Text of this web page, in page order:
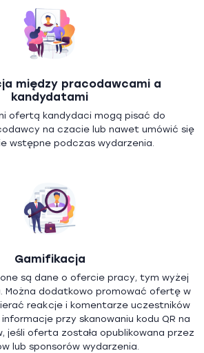
między pracodawcami a
kandydatami
ofertą kandydaci mogą pisać do
na czacie lub nawet umówić się
wstępne podczas wydarzenia.
Gamifikacja
są dane o ofercie pracy, tym wyżej
Można dodatkowo promować ofertę w
reakcje i komentarze uczestników
przy skanowaniu kodu QR na
jeśli oferta została opublikowana przez
lub sponsorów wydarzenia.